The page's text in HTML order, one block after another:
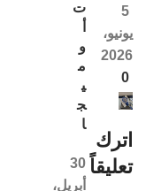
5
يونيو،
2026
0
اترك
تعليقاً
ت
و
م
ي
ج
ا
30
أبريل،